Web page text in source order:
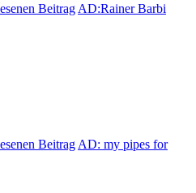
AD:Rainer Barbi
AD: my pipes for